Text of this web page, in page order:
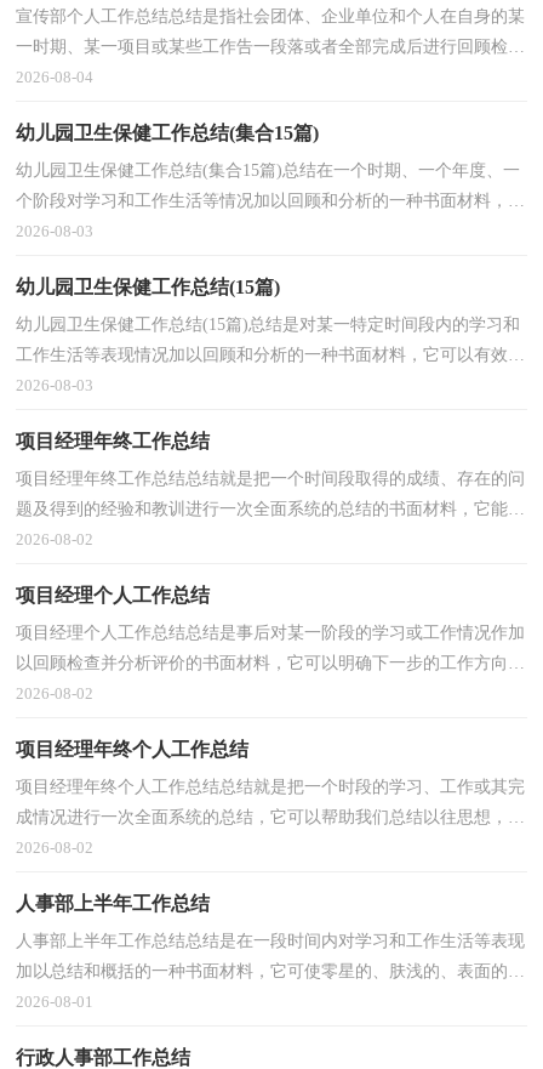
宣传部个人工作总结总结是指社会团体、企业单位和个人在自身的某
一时期、某一项目或某些工作告一段落或者全部完成后进行回顾检
查、分析评价，从而肯定成绩，得到经验，找出差距，得...
2026-08-04
幼儿园卫生保健工作总结(集合15篇)
幼儿园卫生保健工作总结(集合15篇)总结在一个时期、一个年度、一
个阶段对学习和工作生活等情况加以回顾和分析的一种书面材料，它
可以帮助我们有寻找学习和工作中的规律，让我们...
2026-08-03
幼儿园卫生保健工作总结(15篇)
幼儿园卫生保健工作总结(15篇)总结是对某一特定时间段内的学习和
工作生活等表现情况加以回顾和分析的一种书面材料，它可以有效锻
炼我们的语言组织能力，不如立即行动起来写一份...
2026-08-03
项目经理年终工作总结
项目经理年终工作总结总结就是把一个时间段取得的成绩、存在的问
题及得到的经验和教训进行一次全面系统的总结的书面材料，它能够
使头脑更加清醒，目标更加明确，我想我们需要写一...
2026-08-02
项目经理个人工作总结
项目经理个人工作总结总结是事后对某一阶段的学习或工作情况作加
以回顾检查并分析评价的书面材料，它可以明确下一步的工作方向，
少走弯路，少犯错误，提高工作效益，因此十分有必须要...
2026-08-02
项目经理年终个人工作总结
项目经理年终个人工作总结总结就是把一个时段的学习、工作或其完
成情况进行一次全面系统的总结，它可以帮助我们总结以往思想，发
扬成绩，快快来写一份总结吧。总结怎么写才不会流...
2026-08-02
人事部上半年工作总结
人事部上半年工作总结总结是在一段时间内对学习和工作生活等表现
加以总结和概括的一种书面材料，它可使零星的、肤浅的、表面的感
性认知上升到全面的、系统的、本质的理性认识...
2026-08-01
行政人事部工作总结